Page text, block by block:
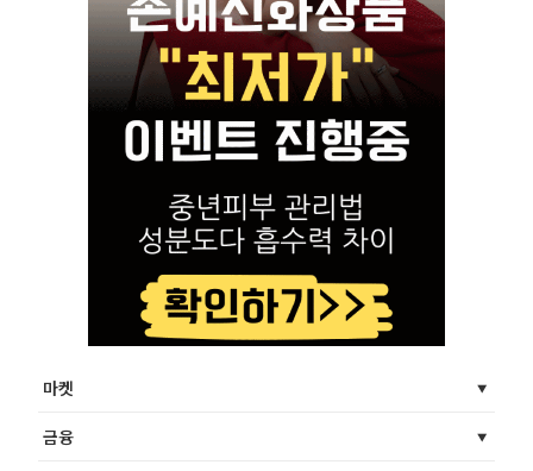
마켓
금융